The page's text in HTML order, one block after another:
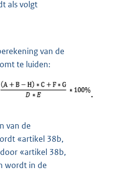
als volgt
van de
te luiden:
van de
«artikel 38b,
«artikel 38b,
wordt in de